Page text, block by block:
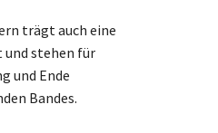
trägt auch eine
und stehen für
und Ende
Bandes.